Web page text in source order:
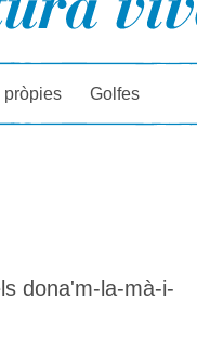
pròpies Golfes
dona'm-la-mà-i-